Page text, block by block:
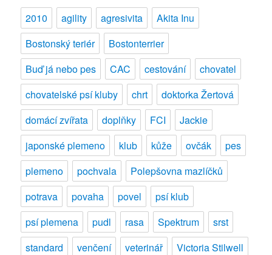
v
Bratislavě
–
FCI
World
Dog
Show
2009
2010 agility agresivita
Akita Inu
Bostonský teriér
Bostonterrier
Buď já nebo pes
CAC cestování
chovatel
chovatelské psí kluby
chrt
doktorka Žertová
domácí zvířata
doplňky FCI
Jackie
japonské plemeno
klub kůže ovčák
pes
plemeno
pochvala
Polepšovna mazlíčků
potrava
povaha povel
psí klub
psí plemena
pudl rasa Spektrum
srst
standard
venčení veterinář
Victoria Stilwell